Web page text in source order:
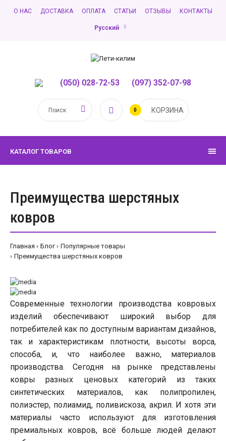
О НАС ДОСТАВКА ОПЛАТА СТАТЬИ ОТЗЫВЫ КОНТАКТЫ
Русский
(050) 028-72-53 (097) 352-07-98
0 КОРЗИНА
КАТАЛОГ ТОВАРОВ
Преимущества шерстяных
ковров
Главная Блог
Популярные товары
Преимущества шерстяных ковров
Современные технологии производства ковровых
изделий обеспечивают широкий выбор для
потребителей как по доступным вариантам дизайнов,
так и характеристикам плотности, высоты ворса,
способа, и, что наиболее важно, материалов
производства. Сегодня на рынке представлены
ковры разных ценовых категорий из таких
синтетических материалов, как полипропилен,
полиэстер, полиамид, поливискоза, акрил. И хотя эти
материалы часто используют для изготовления
премиальных ковров, всё больше людей делают